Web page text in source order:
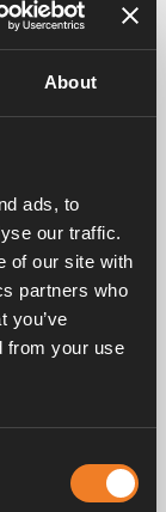
About
ads, to
our traffic.
of our site with
partners who
you’ve
from your use
einfach
wir ein